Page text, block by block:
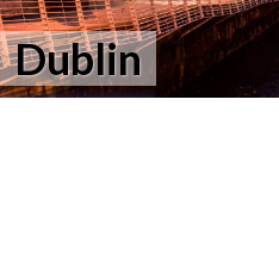
Dublin